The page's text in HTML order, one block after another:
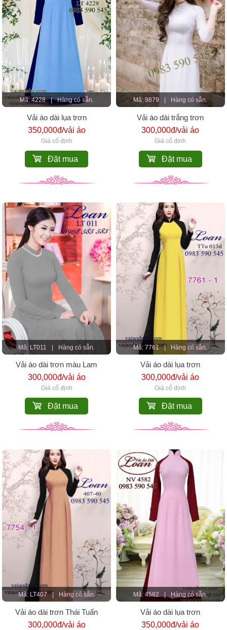
Mã: 4228 | Hàng có sẵn.
Vải áo dài lụa trơn
350,000đ/vải áo
Giá cố định
Đặt mua
Mã: 9879 Hàng có sẵn.
Vải áo dài trắng trơn
300,000đ/vải áo
Giá cố định
Đặt mua
Mã: LT011 | Hàng có sẵn.
Vải áo dài trơn màu Lam
300,000đ/vải áo
Giá cố định
Đặt mua
Mã: 7761 | Hàng có sẵn.
Vải áo dài lụa trơn
300,000đ/vải áo
Giá cố định
Đặt mua
Mã: LT407 | Hàng có sẵn.
Vải áo dài trơn Thái Tuấn
300,000đ/vải áo
Mã: 4582 Hàng có sẵn.
Vải áo dài lụa trơn
350,000đ/vải áo